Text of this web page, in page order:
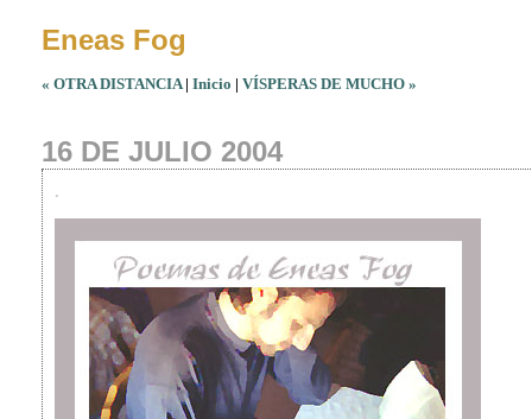
Eneas Fog
« OTRA DISTANCIA| Inicio | VÍSPERAS DE MUCHO »
16 DE JULIO 2004
.